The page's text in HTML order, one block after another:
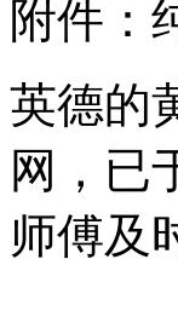
附件：
英德的
网，已
师傅及